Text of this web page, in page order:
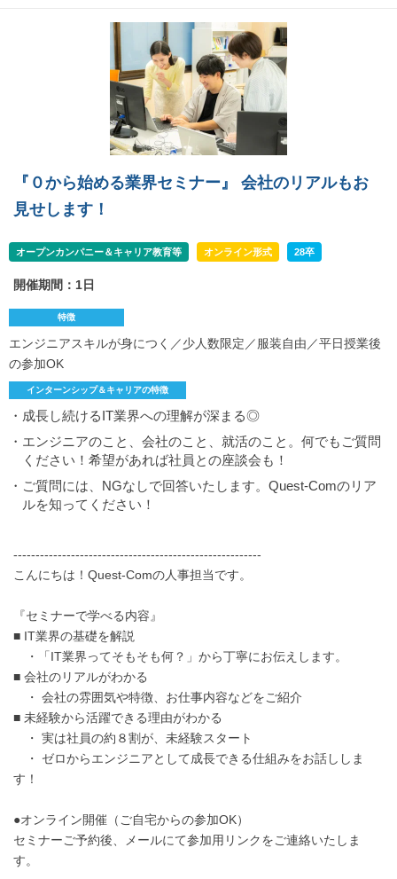
『０から始める業界セミナー』 会社のリアルもお
見せします！
オープンカンパニー＆キャリア教育等 オンライン形式 28卒
開催期間：1日
特徴
エンジニアスキルが身につく／少人数限定／服装自由／平日授業後
の参加OK
インターンシップ＆キャリアの特徴
・成長し続けるIT業界への理解が深まる◎
・エンジニアのこと、会社のこと、就活のこと。何でもご質問
ください！希望があれば社員との座談会も！
・ご質問には、NGなしで回答いたします。Quest-Comのリア
ルを知ってください！
--------------------------------------------------------
こんにちは！Quest-Comの人事担当です。
『セミナーで学べる内容』
■ IT業界の基礎を解説
・「IT業界ってそもそも何？」から丁寧にお伝えします。
■ 会社のリアルがわかる
・ 会社の雰囲気や特徴、お仕事内容などをご紹介
■ 未経験から活躍できる理由がわかる
・ 実は社員の約８割が、未経験スタート
・ ゼロからエンジニアとして成長できる仕組みをお話ししま
す！
●オンライン開催（ご自宅からの参加OK）
セミナーご予約後、メールにて参加用リンクをご連絡いたしま
す。